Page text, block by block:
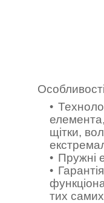
щітки,
Пружні
тих